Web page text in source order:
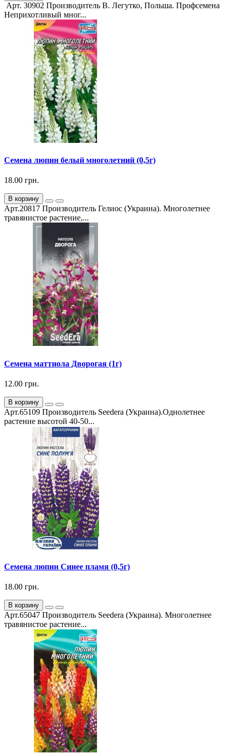
Арт. 30902 Производитель В. Легутко, Польша. Профсемена
Неприхотливый мног...
Семена люпин белый многолетний (0,5г)
18.00 грн.
В корзину
Арт.20817 Производитель Гелиос (Украина). Многолетнее
травянистое растение,...
Семена маттиола Дворогая (1г)
12.00 грн.
В корзину
Арт.65109 Производитель Seedera (Украина).Однолетнее
растение высотой 40-50...
Семена люпин Синее пламя (0,5г)
18.00 грн.
В корзину
Арт.65047 Производитель Seedera (Украина). Многолетнее
травянистое растение...